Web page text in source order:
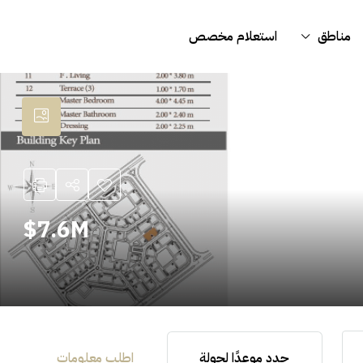
مناطق استعلام مخصص
7.6M$
حدد موعدًا لجولة اطلب معلومات